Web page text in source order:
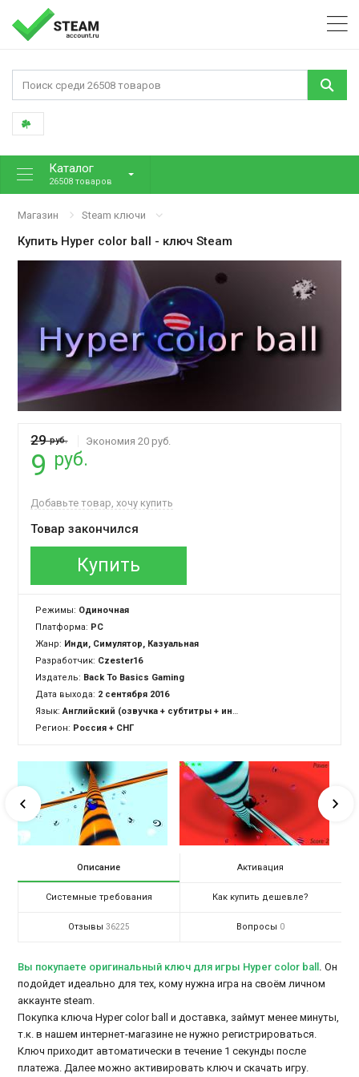
Каталог
26508 товаров
Магазин Steam ключи
Купить Hyper color ball - ключ Steam
29руб. Экономия 20 руб.
9 руб.
Добавьте товар, хочу купить
Товар закончился
Купить
Режимы: Одиночная
Платформа: PC
Жанр: Инди, Симулятор, Казуальная
Разработчик: Czester16
Издатель: Back To Basics Gaming
Дата выхода: 2 сентября 2016
Язык:Английский (озвучка + субтитры + интерфейс)
Регион: Россия + СНГ
Описание Активация
Системные требования Как купить дешевле?
Отзывы 36225 Вопросы 0
Вы покупаете оригинальный ключ для игры Hyper color ball . Он
подойдет идеально для тех, кому нужна игра на своём личном
аккаунте steam.
Покупка ключа Hyper color ball и доставка, займут менее минуты,
т.к. в нашем интернет-магазине не нужно регистрироваться.
Ключ приходит автоматически в течение 1 секунды после
платежа. Далее можно активировать ключ и скачать игру.